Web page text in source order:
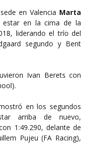
en Valencia Marta
en la cima de la
liderando el trío del
segundo y Bent
Ivan Berets con
en los segundos
arriba de nuevo,
1:49.290, delante de
Pujeu (FA Racing),